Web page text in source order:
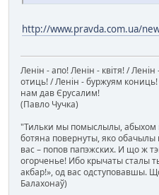
http://www.pravda.com.ua/
Ленін - апо! Ленін - квітя! / Ленін
отиць! / Ленін - буржуям
нам дав Єрусалим!
(Павло Чучка)
"Тильки мы помыслылы, абыхом
ботяна повернуты, яко
вас – попов папэжских. И що ж
огорченье! Ибо крычаты сталы
акбар!», од вас одступовавшы.
Балахонаў)